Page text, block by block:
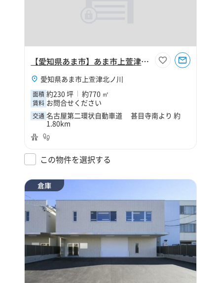
【愛知県あま市】あま市上萱津北ノ川230坪工場
愛知県あま市上萱津北ノ川
面積 約230 坪 約770 ㎡
賃料 お問合せください
交通 名古屋第二環状自動車道 甚目寺南より 約
1.80km
この物件を選択する
倉庫